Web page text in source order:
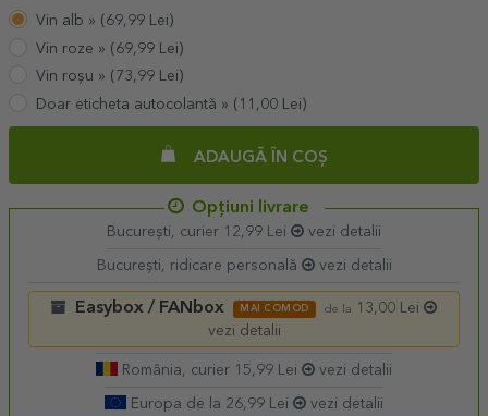
Vin alb » ( 69,99 Lei)
Vin roze » (69,99 Lei)
Vin roșu » ( 73,99 Lei)
Doar eticheta autocolantă » ( 11,00 Lei)
ADAUGĂ ÎN COȘ
Opțiuni livrare
București, curier 12,99 Lei vezi detalii
București, ridicare personală vezi detalii
Easybox / FANbox MAI COMOD de la
13,00 Lei
vezi detalii
România, curier 15,99 Lei vezi detalii
Europa de la 26,99 Lei vezi detalii